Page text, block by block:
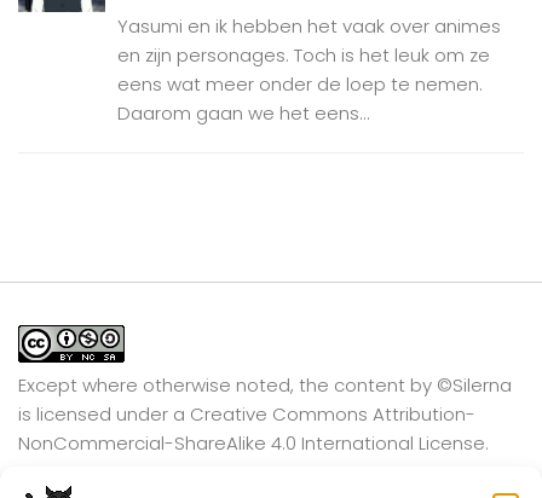
Yasumi en ik hebben het vaak over animes
en zijn personages. Toch is het leuk om ze
eens wat meer onder de loep te nemen.
Daarom gaan we het eens...
Except where otherwise noted, the content by ©Silerna
is licensed under a Creative Commons Attribution-
NonCommercial-ShareAlike 4.0 International License.